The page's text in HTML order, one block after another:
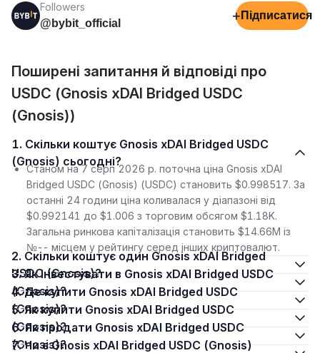
Followers
@bybit_official
+ Підписатися
Поширені запитання й відповіді про
USDC (Gnosis xDAI Bridged USDC
(Gnosis))
1. Скільки коштує Gnosis xDAI Bridged USDC
(Gnosis) сьогодні?
Станом на 7 серп 2026 р. поточна ціна Gnosis xDAI
Bridged USDC (Gnosis) (USDC) становить $0.998517. За
останні 24 години ціна коливалася у діапазоні від
$0.992141 до $1.006 з торговим обсягом $1.18K.
Загальна ринкова капіталізація становить $14.66M із
№-- місцем у рейтингу серед інших криптовалют.
2. Скільки коштує один Gnosis xDAI Bridged
USDC (Gnosis)?
3. Як інвестувати в Gnosis xDAI Bridged USDC
(Gnosis)?
4. Де купити Gnosis xDAI Bridged USDC
(Gnosis)?
5. Як купити Gnosis xDAI Bridged USDC
(Gnosis)?
6. Як продати Gnosis xDAI Bridged USDC
(Gnosis)?
7. Чи є Gnosis xDAI Bridged USDC (Gnosis)